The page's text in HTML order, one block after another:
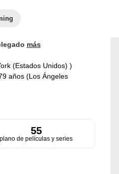
más
(Estados Unidos) )
años (Los Ángeles
55
plano de películas y series